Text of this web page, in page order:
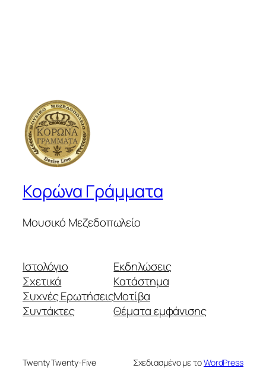
Κορώνα Γράμματα
Μουσικό Μεζεδοπωλείο
Ιστολόγιο
Σχετικά
Συχνές Ερωτήσεις
Συντάκτες
Εκδηλώσεις
Κατάστημα
Μοτίβα
Θέματα εμφάνισης
Twenty Twenty-Five Σχεδιασμένο με τοWordPress